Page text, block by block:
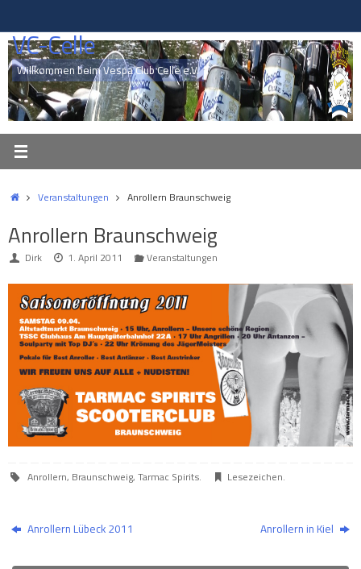
springen
VC-Celle
Willkommen beim Vespa Club Celle e.V.
StartVeranstaltungen Anrollern Braunschweig
Anrollern Braunschweig
Dirk 1. April 2011 Veranstaltungen
Anrollern, Braunschweig, Tarmac Spirits. Lesezeichen.
Anrollern Lübeck 2011 Anrollern in Kiel